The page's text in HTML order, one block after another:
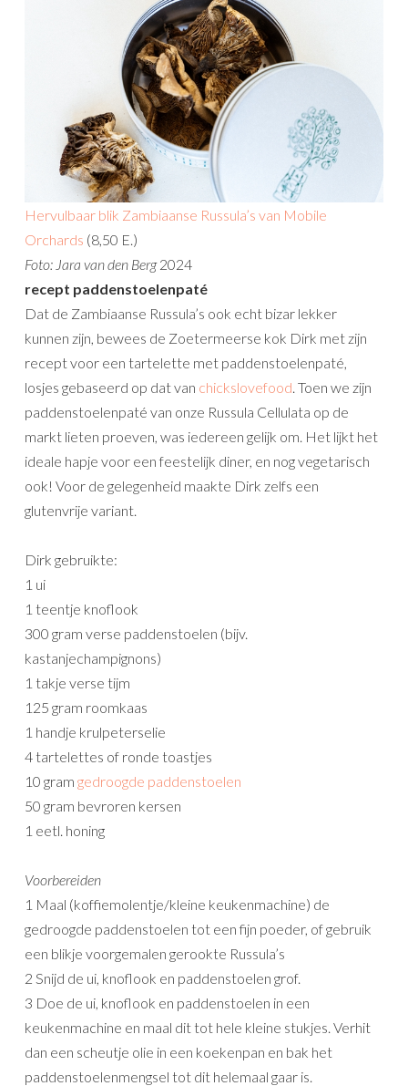
Hervulbaar blik Zambiaanse Russula’s van Mobile
Orchards (8,50 E.)
Foto: Jara van den Berg2024
recept paddenstoelenpaté
Dat de Zambiaanse Russula’s ook echt bizar lekker
kunnen zijn, bewees de Zoetermeerse kok Dirk met zijn
recept voor een tartelette met paddenstoelenpaté,
losjes gebaseerd op dat van chickslovefood. Toen we zijn
paddenstoelenpaté van onze Russula Cellulata op de
markt lieten proeven, was iedereen gelijk om. Het lijkt het
ideale hapje voor een feestelijk diner, en nog vegetarisch
ook! Voor de gelegenheid maakte Dirk zelfs een
glutenvrije variant.
Dirk gebruikte:
1 ui
1 teentje knoflook
300 gram verse paddenstoelen (bijv.
kastanjechampignons)
1 takje verse tijm
125 gram roomkaas
1 handje krulpeterselie
4 tartelettes of ronde toastjes
10 gram gedroogde paddenstoelen
50 gram bevroren kersen
1 eetl. honing
Voorbereiden
1 Maal (koffiemolentje/kleine keukenmachine) de
gedroogde paddenstoelen tot een fijn poeder, of gebruik
een blikje voorgemalen gerookte Russula’s
2 Snijd de ui, knoflook en paddenstoelen grof.
3 Doe de ui, knoflook en paddenstoelen in een
keukenmachine en maal dit tot hele kleine stukjes. Verhit
dan een scheutje olie in een koekenpan en bak het
paddenstoelenmengsel tot dit helemaal gaar is.